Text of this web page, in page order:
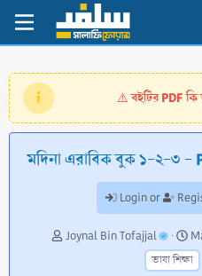
⚠️বইটির PDF
মদিনা এরাবিক বুক ১-২-৩ -
Login or
A
Joynal Bin Tofajjal
C
r
e
ভাষা শিক্ষা